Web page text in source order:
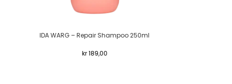
IDA WARG – Repair Shampoo 250ml
kr189,00